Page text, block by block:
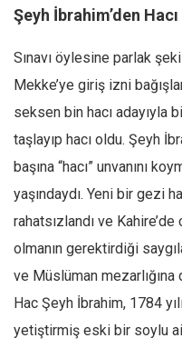
Şeyh İbrahim’den
Sınavı öylesine parlak
Mekke’ye giriş izni
seksen bin hacı adayıyla
taşlayıp hacı oldu. Şeyh
başına “hacı” unvanını
yaşındaydı. Yeni bir gezi
rahatsızlandı ve
olmanın gerektirdiği
ve Müslüman
Hac Şeyh İbrahim, 1784
yetiştirmiş eski bir soylu